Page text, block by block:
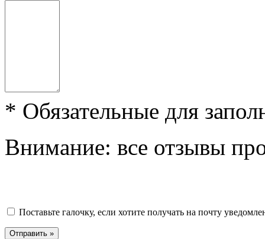
* Обязательные для
Внимание: все отзывы
Поставьте галочку, если хотите получать на почту